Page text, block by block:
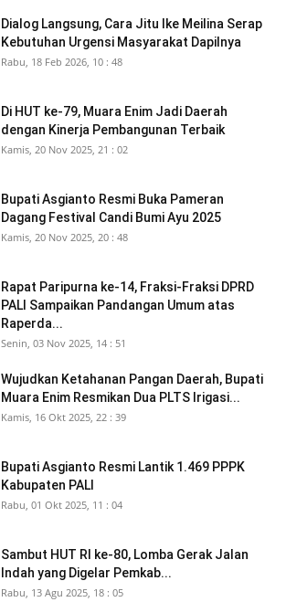
Dialog Langsung, Cara Jitu Ike Meilina Serap
Kebutuhan Urgensi Masyarakat Dapilnya
Rabu, 18 Feb 2026, 10 : 48
Di HUT ke-79, Muara Enim Jadi Daerah
dengan Kinerja Pembangunan Terbaik
Kamis, 20 Nov 2025, 21 : 02
Bupati Asgianto Resmi Buka Pameran
Dagang Festival Candi Bumi Ayu 2025
Kamis, 20 Nov 2025, 20 : 48
Rapat Paripurna ke-14, Fraksi-Fraksi DPRD
PALI Sampaikan Pandangan Umum atas
Raperda...
Senin, 03 Nov 2025, 14 : 51
Wujudkan Ketahanan Pangan Daerah, Bupati
Muara Enim Resmikan Dua PLTS Irigasi...
Kamis, 16 Okt 2025, 22 : 39
Bupati Asgianto Resmi Lantik 1.469 PPPK
Kabupaten PALI
Rabu, 01 Okt 2025, 11 : 04
Sambut HUT RI ke-80, Lomba Gerak Jalan
Indah yang Digelar Pemkab...
Rabu, 13 Agu 2025, 18 : 05